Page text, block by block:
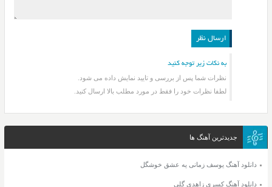
به نکات زیر توجه کنید
نظرات شما پس از بررسی و تایید نمایش داده می شود.
لطفا نظرات خود را فقط در مورد مطلب بالا ارسال کنید.
جدیدترین آهنگ ها
دانلود آهنگ یوسف زمانی یه عشق خوشگل
دانلود آهنگ کسری زاهدی گلی